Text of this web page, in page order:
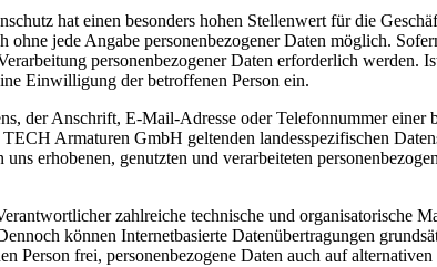
hat einen besonders hohen Stellenwert für die
jede Angabe personenbezogener Daten möglich.
personenbezogener Daten erforderlich werden.
Einwilligung der betroffenen Person ein.
der Anschrift, E-Mail-Adresse oder Telefonnummer
Armaturen GmbH geltenden landesspezifischen
erhobenen, genutzten und verarbeiteten
zahlreiche technische und organisatorische
können Internetbasierte Datenübertragungen
Person frei, personenbezogene Daten auch auf